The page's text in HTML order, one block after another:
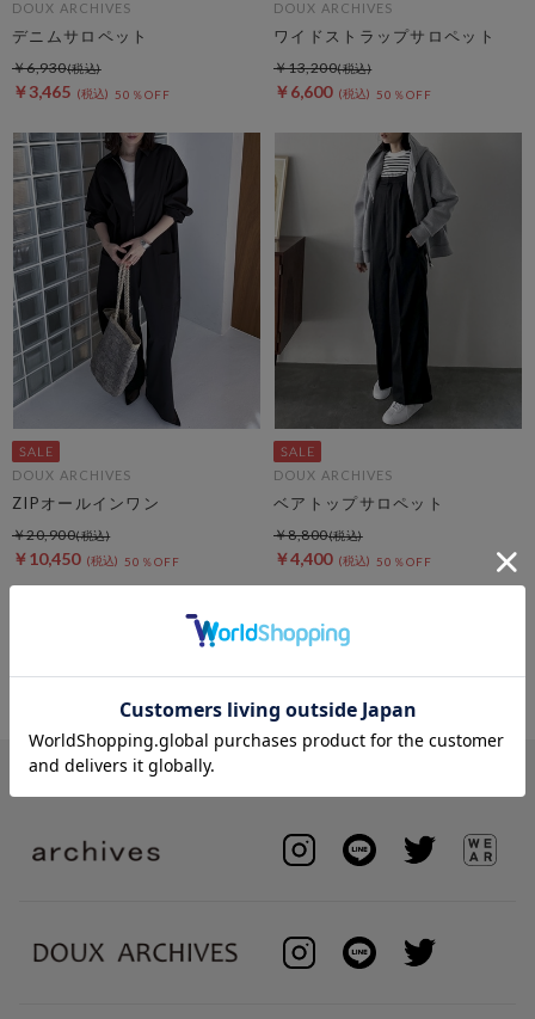
DOUX ARCHIVES
デニムサロペット
￥3,465 50％OFF
￥6,930
DOUX ARCHIVES
ワイドストラップサロペット
￥6,600 50％OFF
￥13,200
DOUX ARCHIVES
ZIPオールインワン
￥10,450 50％OFF
￥20,900
DOUX ARCHIVES
ベアトップサロペット
￥4,400 50％OFF
￥8,800
4件